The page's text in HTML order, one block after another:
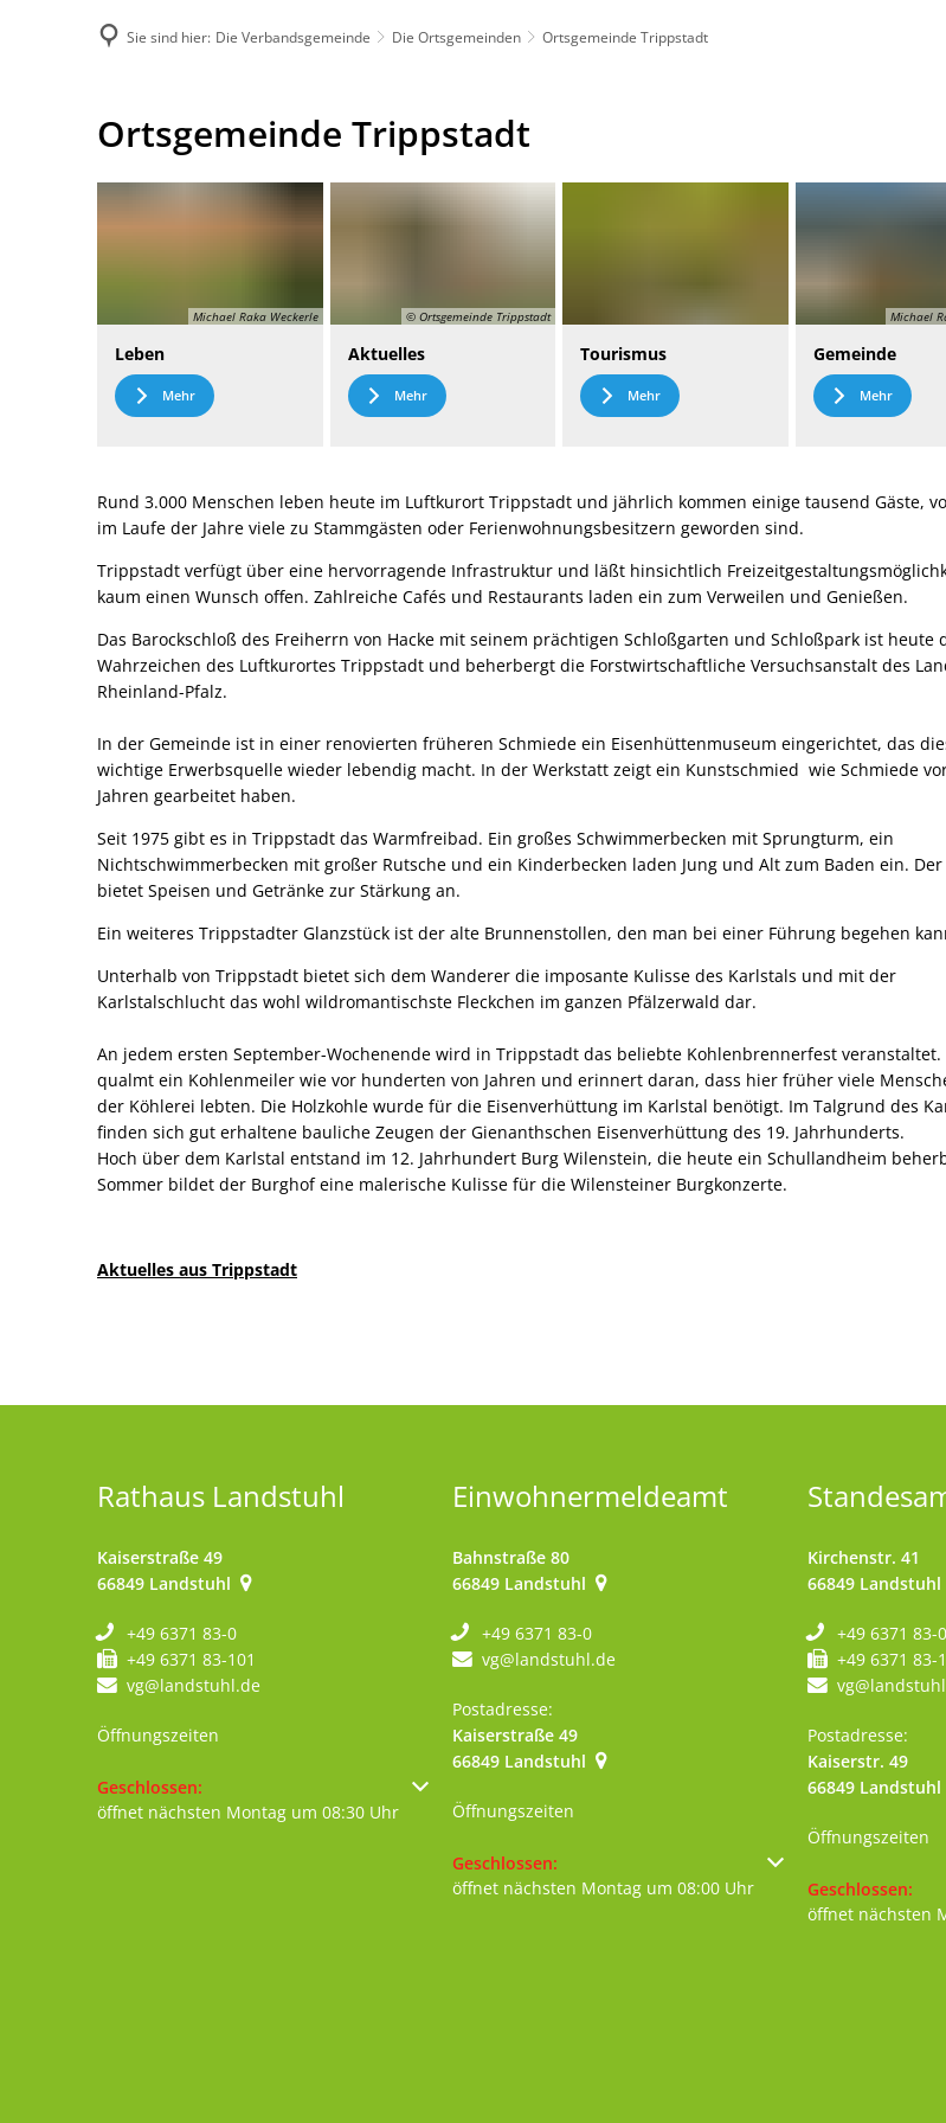
Sie sind hier: Die Verbandsgemeinde Die Ortsgemeinden Ortsgemeinde Trippstadt
Ortsgemeinde
Trippstadt
Ortsgemeinde Trippstadt
Michael Raka Weckerle
Leben
Mehr
© Ortsgemeinde Trippstadt
Aktuelles
Mehr
Tourismus
Mehr
Michael
Gemeinde
Mehr
Rund 3.000 Menschen leben heute im Luftkurort Trippstadt und jährlich kommen einige tausend Gäste,
im Laufe der Jahre viele zu Stammgästen oder Ferienwohnungsbesitzern geworden sind.
Trippstadt verfügt über eine hervorragende Infrastruktur und läßt hinsichtlich
kaum einen Wunsch offen. Zahlreiche Cafés und Restaurants laden ein zum Verweilen und Genießen.
Das Barockschloß des Freiherrn von Hacke mit seinem prächtigen Schloßgarten und Schloßpark ist heute
Wahrzeichen des Luftkurortes Trippstadt und beherbergt die Forstwirtschaftliche Versuchsanstalt des
Rheinland-Pfalz.
In der Gemeinde ist in einer renovierten früheren Schmiede ein Eisenhüttenmuseum eingerichtet, das
wichtige Erwerbsquelle wieder lebendig macht. In der Werkstatt zeigt ein Kunstschmied wie Schmiede
Jahren gearbeitet haben.
Seit 1975 gibt es in Trippstadt das Warmfreibad. Ein großes Schwimmerbecken mit Sprungturm, ein
Nichtschwimmerbecken mit großer Rutsche und ein Kinderbecken laden Jung und Alt zum Baden ein. Der
bietet Speisen und Getränke zur Stärkung an.
Ein weiteres Trippstadter Glanzstück ist der alte Brunnenstollen, den man bei einer Führung begehen
Unterhalb von Trippstadt bietet sich dem Wanderer die imposante Kulisse des Karlstals und mit der
Karlstalschlucht das wohl wildromantischste Fleckchen im ganzen Pfälzerwald dar.
An jedem ersten September-Wochenende wird in Trippstadt das beliebte Kohlenbrennerfest veranstaltet.
qualmt ein Kohlenmeiler wie vor hunderten von Jahren und erinnert daran, dass hier früher viele
der Köhlerei lebten. Die Holzkohle wurde für die Eisenverhüttung im Karlstal benötigt. Im Talgrund des
finden sich gut erhaltene bauliche Zeugen der Gienanthschen Eisenverhüttung des 19. Jahrhunderts.
Hoch über dem Karlstal entstand im 12. Jahrhundert Burg Wilenstein, die heute ein Schullandheim
Sommer bildet der Burghof eine malerische Kulisse für die Wilensteiner Burgkonzerte.
Aktuelles aus Trippstadt
Rathaus Landstuhl
Kaiserstraße 49
66849 Landstuhl
+49 6371 83-0
+49 6371 83-101
vg@landstuhl.de
Öffnungszeiten
Klicken, um weitere Öffnungs- oder Schließzeiten auszublenden
Geschlossen:
öffnet nächsten Montag um 08:30 Uhr
Einwohnermeldeamt
Bahnstraße 80
66849 Landstuhl
+49 6371 83-0
vg@landstuhl.de
Postadresse:
Kaiserstraße 49
66849 Landstuhl
Öffnungszeiten
Klicken, um weitere Öffnungs- oder Schließzeiten
Geschlossen:
öffnet nächsten Montag um 08:00 Uhr
Kirchenstr. 41
66849 Landstuhl
+49 6371 83-0
+49 6371 83-
Postadresse:
Kaiserstr. 49
66849 Landstuhl
Öffnungszeiten
Klicken, um
Geschlossen:
öffnet nächsten